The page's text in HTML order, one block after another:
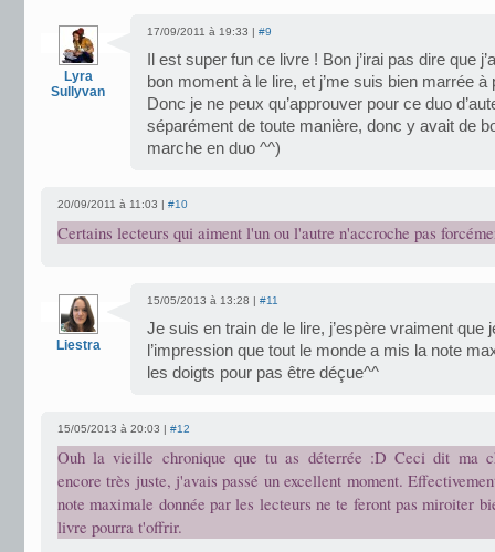
Lyra
Sullyvan
17/09/2011 à 19:33 | #9
Il est super fun ce livre ! Bon j’irai pas dire que
bon moment à le lire, et j’me suis bien marrée
Donc je ne peux qu’approuver pour ce duo
séparément de toute manière, donc y avait de
marche en duo ^^)
20/09/2011 à 11:03 | #10
Certains lecteurs qui aiment l'un ou l'autre n'accroche pas
Liestra
15/05/2013 à 13:28 | #11
Je suis en train de le lire, j’espère vraiment que
l’impression que tout le monde a mis la note
les doigts pour pas être déçue^^
15/05/2013 à 20:03 | #12
Ouh la vieille chronique que tu as déterrée :D Ceci dit ma
encore très juste, j'avais passé un excellent moment.
note maximale donnée par les lecteurs ne te feront pas miroiter
livre pourra t'offrir.